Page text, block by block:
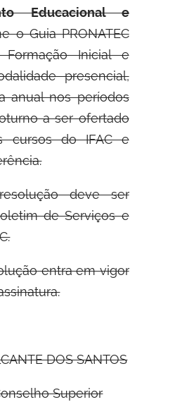
Educacional e
o Guia PRONATEC
Inicial e
presencial,
anual nos períodos
a ser ofertado
cursos do IFAC e
deve ser
de Serviços e
entra em vigor
DOS SANTOS
Superior